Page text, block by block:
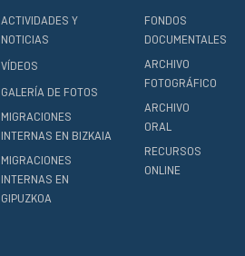
ACTIVIDADES Y
NOTICIAS
VÍDEOS
GALERÍA DE FOTOS
MIGRACIONES
INTERNAS EN BIZKAIA
MIGRACIONES
INTERNAS EN
GIPUZKOA
FONDOS
DOCUMENTALES
ARCHIVO
FOTOGRÁFICO
ARCHIVO
ORAL
RECURSOS
ONLINE